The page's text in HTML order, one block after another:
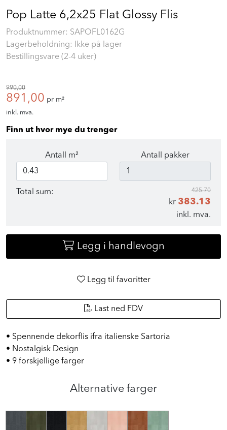
Pop Latte 6,2x25 Flat Glossy Flis
Produktnummer: SAPOFL0162G
Lagerbeholdning: Ikke på lager
Bestillingsvare (2-4 uker)
990,00
891,00 pr m²
inkl. mva.
Finn ut hvor mye du trenger
Antall m² Antall pakker
Total sum: 425.70
kr 383.13
inkl. mva.
Legg i handlevogn
Legg til favoritter
Last ned FDV
• Spennende dekorflis ifra italienske Sartoria
• Nostalgisk Design
• 9 forskjellige farger
Alternative farger
Logg inn